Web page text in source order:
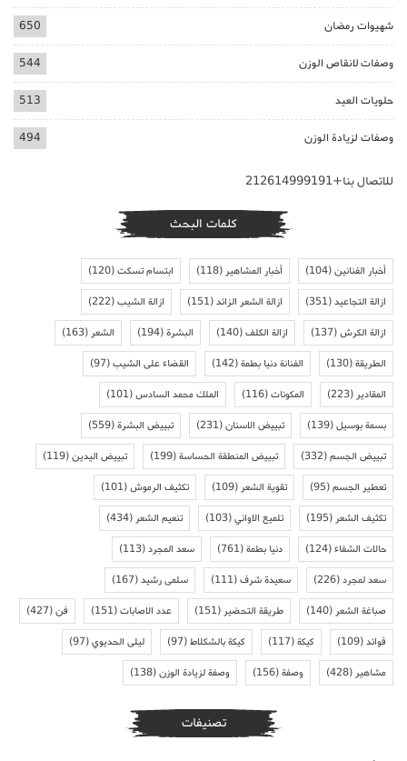
شهيوات رمضان 650
وصفات لانقاص الوزن 544
حلويات العيد 513
وصفات لزيادة الوزن 494
للاتصال بنا+212614999191
كلمات البحث
أخبار الفنانين(104) أخبار المشاهير(118) ابتسام تسكت(120)
ازالة التجاعيد(351) ازالة الشعر الزائد(151) ازالة الشيب(222)
ازالة الكرش(137) ازالة الكلف(140) البشرة(194) الشعر(163)
الطريقة(130) الفنانة دنيا بطمة(142) القضاء على الشيب(97)
المقادير(223) المكونات(116) الملك محمد السادس(101)
بسمة بوسيل(139) تبييض الاسنان(231) تبييض البشرة(559)
تبييض الجسم(332) تبييض المنطقة الحساسة(199) تبييض اليدين(119)
تعطير الجسم(95) تقوية الشعر(109) تكثيف الرموش(101)
تكثيف الشعر(195) تلميع الاواني(103) تنعيم الشعر(434)
حالات الشفاء(124) دنيا بطمة(761) سعد المجرد(113)
سعد لمجرد(226) سعيدة شرف(111) سلمى رشيد(167)
صباغة الشعر(140) طريقة التحضير(151) عدد الاصابات(151) فن(427)
فوائد(109) كيكة(117) كيكة بالشكلاط(97) ليلى الحديوي(97)
مشاهير(428) وصفة(156) وصفة لزيادة الوزن(138)
تصنيفات